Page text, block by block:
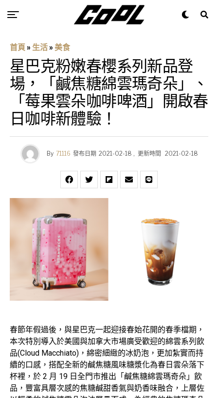
首頁 » 生活 » 美食
星巴克粉嫩春櫻系列新品登
場，「鹹焦糖綿雲瑪奇朵」、
「莓果雲朵咖啡啤酒」開啟春
日咖啡新體驗！
By 71116 發布日期 2021-02-18 , 更新時間 2021-02-18
春節年假過後，與星巴克一起迎接春始花開的春季檔期，
本次特別導入於美國與加拿大市場廣受歡迎的綿雲系列飲
品(Cloud Macchiato)，綿密細緻的冰奶泡，更加紮實而持
續的口感，搭配全新的鹹焦糖風味糖漿化為春日雲朵落下
杯裡，於 2 月 19 日全門市推出「鹹焦糖綿雲瑪奇朵」飲
品，豐富具層次感的焦糖鹹甜香氣與奶香味融合，上層佐